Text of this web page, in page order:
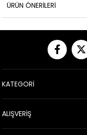
ÜRÜN ÖNERILERI
KATEGORİ
ALIŞVERİŞ